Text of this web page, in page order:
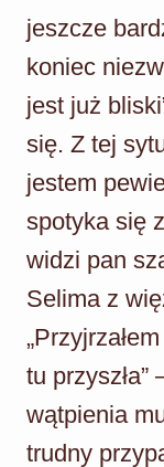
jeszcze
koniec
jest już
się. Z tej
jestem
spotyka się
widzi pan
Selima z
tu przyszła”
wątpienia
trudny